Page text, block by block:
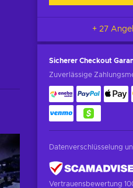
+ 27
Sicherer Checkout
Zuverlässige
Datenverschlüsselung
Vertrauensbewertung